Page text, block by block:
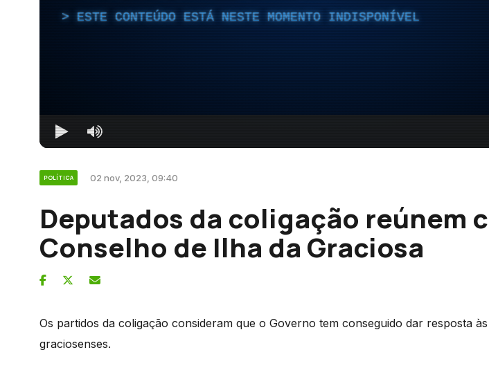
ESTE CONTEÚDO ESTÁ NESTE MOMENTO INDISPONÍVEL
POLÍTICA 02 nov, 2023, 09:40
Deputados da coligação reúnem
Conselho de Ilha da Graciosa
Os partidos da coligação consideram que o Governo tem conseguido dar resposta
graciosenses.